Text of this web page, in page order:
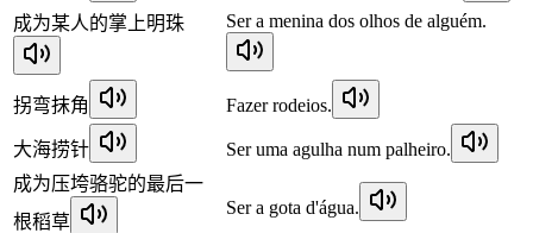
成为某人的掌上明珠
Ser a menina dos olhos de alguém.
拐弯抹角 Fazer rodeios.
大海捞针
Ser uma agulha num palheiro.
成为压垮骆驼的最后一
根稻草
Ser a gota d'água.